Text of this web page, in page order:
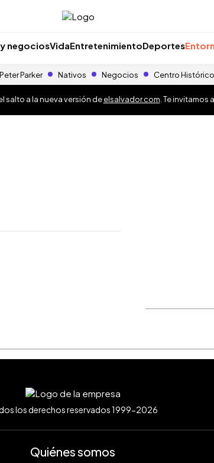
negociosVidaEntretenimientoDeportes
Peter Parker Nativos Negocios Centro
salto a la nueva versión deelsalvador.com . Te
los derechos reservados 1999-2026
Quiénes somos